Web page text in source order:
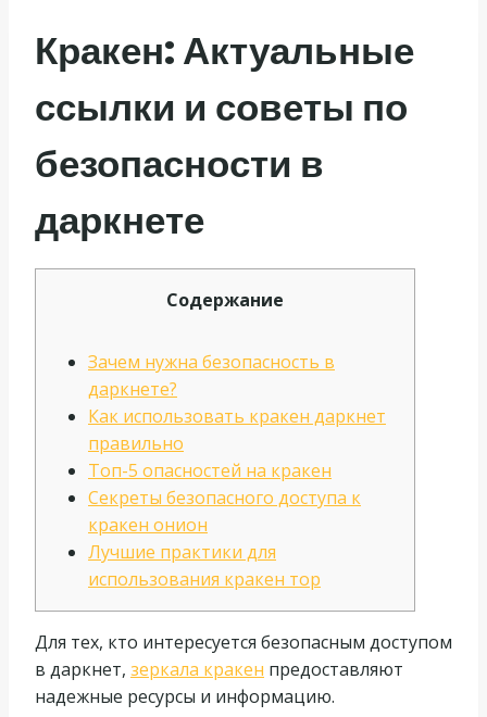
Кракен: Актуальные
ссылки и советы по
безопасности в
даркнете
Содержание
Зачем нужна безопасность в
даркнете?
Как использовать кракен даркнет
правильно
Топ-5 опасностей на кракен
Секреты безопасного доступа к
кракен онион
Лучшие практики для
использования кракен тор
Для тех, кто интересуется безопасным доступом
в даркнет, зеркала кракен предоставляют
надежные ресурсы и информацию.